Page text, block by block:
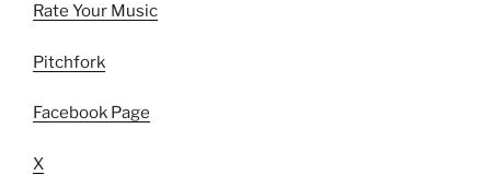
Rate Your Music
Pitchfork
Facebook Page
X